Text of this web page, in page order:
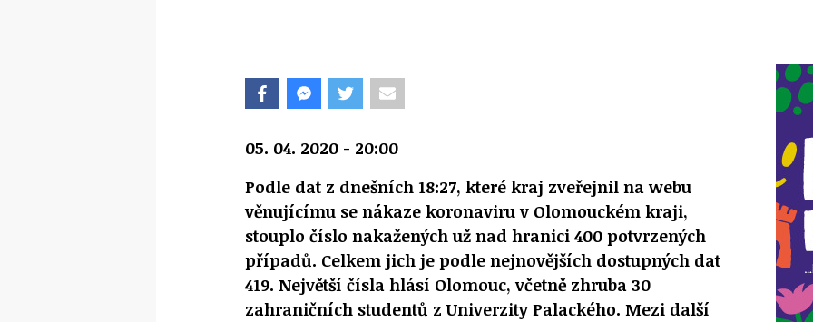
05. 04. 2020 - 20:00
Podle dat z dnešních 18:27, které kraj zveřejnil na webu
věnujícímu se nákaze koronaviru v Olomouckém kraji,
stouplo číslo nakažených už nad hranici 400 potvrzených
případů. Celkem jich je podle nejnovějších dostupných dat
419. Největší čísla hlásí Olomouc, včetně zhruba 30
zahraničních studentů z Univerzity Palackého. Mezi další